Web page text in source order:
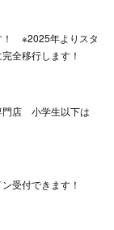
！ ※2025年よりスタ
全移行します！
店 小学生以下は
受付できます！